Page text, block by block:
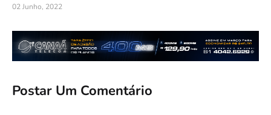
02 Junho, 2022
Postar Um Comentário